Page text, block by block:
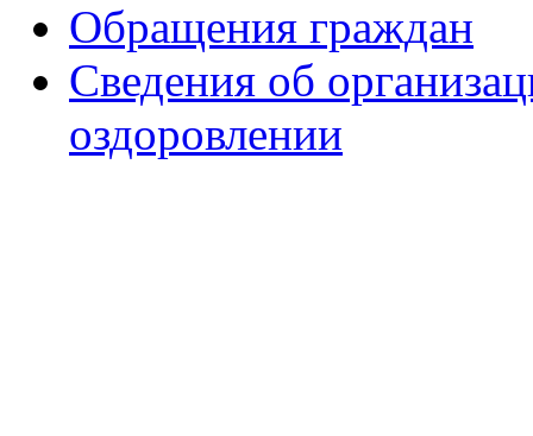
Обращения граждан
Сведения об
оздоровлении